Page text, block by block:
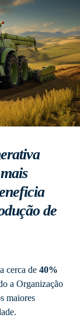
de
cerca de 40%
a Organização
maiores